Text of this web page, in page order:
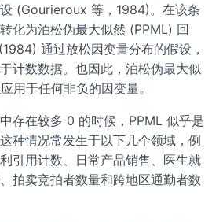
(Gourieroux 等，1984)。在该条
化为泊松伪最大似然 (PPML) 回
通过放松因变量分布的假设，
计数数据。也因此，泊松伪最大似
用于任何非负的因变量。
存在较多 0 的时候，PPML 似乎是
种情况常发生于以下几个领域，例
引用计数、日常产品销售、医生就
拍卖竞拍者数量和跨地区通勤者数